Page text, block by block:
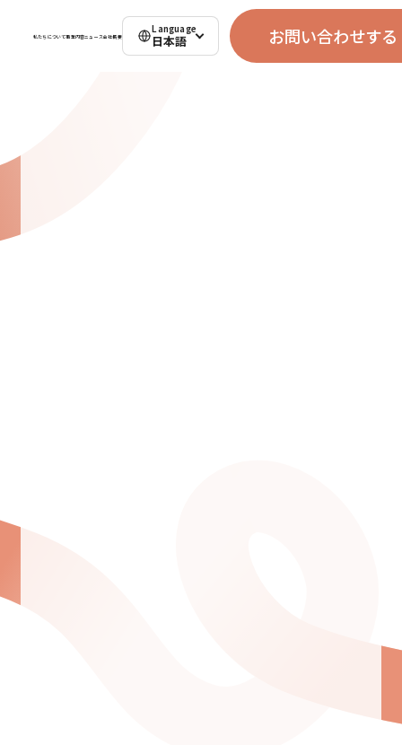
私たちについて事業内容ニュース会社概要
Language
日本語 お問い合わせする